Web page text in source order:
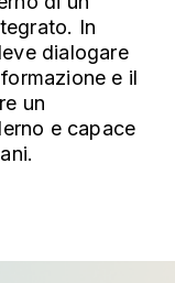
In
dialogare
e il
un
e capace